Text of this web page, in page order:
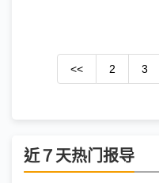
<< 2 3
近７天热门报导